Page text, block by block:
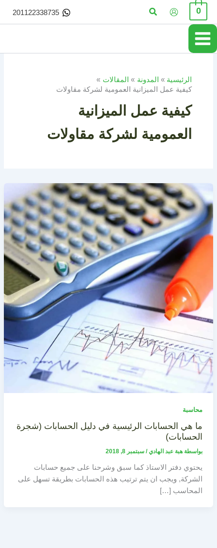
تخطي
المحتوى
0 البحث 201122338735
الرئيسية المدونة
المقالات
كيفية عمل الميزانية العمومية لشركة مقاولات
كيفية عمل الميزانية
العمومية لشركة مقاولات
محاسبة
ما هي الحسابات الرئيسية في دليل الحسابات (شجرة
الحسابات)
بواسطة هبة عبد الهادي/ سبتمبر 8, 2018
يحتوي دفتر الاستاذ كما سبق وشرحنا على جميع حسابات
الشركة, ويجب ان يتم ترتيب هذه الحسابات بطريقة تسهل على
المحاسب […]